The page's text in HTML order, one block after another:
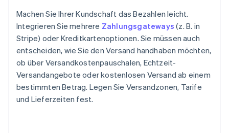
Machen Sie Ihrer Kundschaft das Bezahlen leicht.
Integrieren Sie mehrere Zahlungsgateways (z. B. in
Stripe) oder Kreditkartenoptionen. Sie müssen auch
entscheiden, wie Sie den Versand handhaben möchten,
ob über Versandkostenpauschalen, Echtzeit-
Versandangebote oder kostenlosen Versand ab einem
bestimmten Betrag. Legen Sie Versandzonen, Tarife
und Lieferzeiten fest.